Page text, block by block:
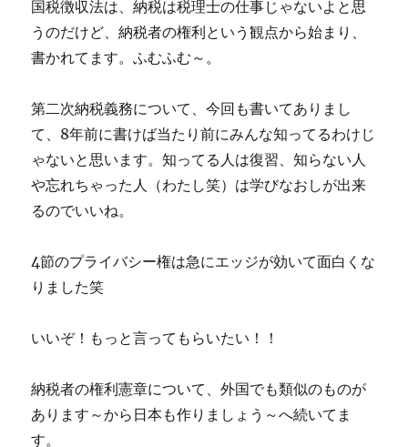
国税徴収法は、納税は税理士の仕事じゃないよと思
うのだけど、納税者の権利という観点から始まり、
書かれてます。ふむふむ～。
第二次納税義務について、今回も書いてありまし
て、8年前に書けば当たり前にみんな知ってるわけじ
ゃないと思います。知ってる人は復習、知らない人
や忘れちゃった人（わたし笑）は学びなおしが出来
るのでいいね。
4節のプライバシー権は急にエッジが効いて面白くな
りました笑
いいぞ！もっと言ってもらいたい！！
納税者の権利憲章について、外国でも類似のものが
あります～から日本も作りましょう～へ続いてま
す。